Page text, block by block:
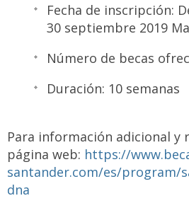
Fecha de inscripción:
30 septiembre 2019
Número de becas
Duración: 10 semanas
Para información adicional y
página web: https://
santander.com/es/program/
dna